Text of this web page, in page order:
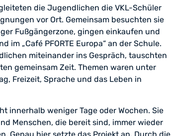
die Jugendlichen die VKL-Schüler
vor Ort. Gemeinsam besuchten sie
Fußgängerzone, gingen einkaufen und
im „Café PFORTE Europa“ an der Schule.
miteinander ins Gespräch, tauschten
gemeinsam Zeit. Themen waren unter
Freizeit, Sprache und das Leben in
innerhalb weniger Tage oder Wochen. Sie
Menschen, die bereit sind, immer wieder